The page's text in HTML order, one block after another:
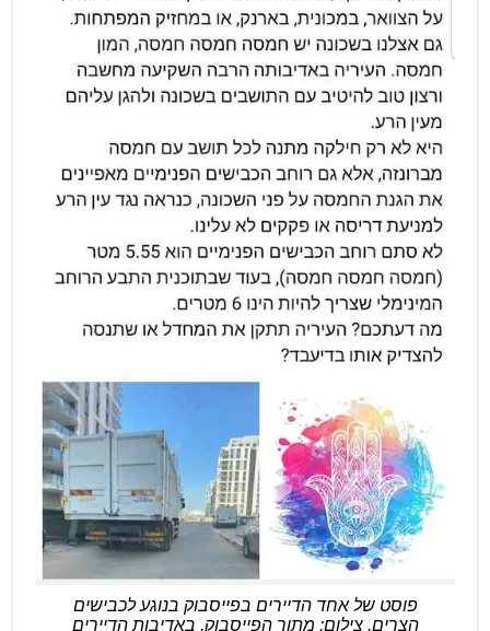
פוסט של אחד הדיירים בפייסבוק בנוגע לכבישים
הצרים. צילום: מתוך הפייסבוק, באדיבות הדיירים